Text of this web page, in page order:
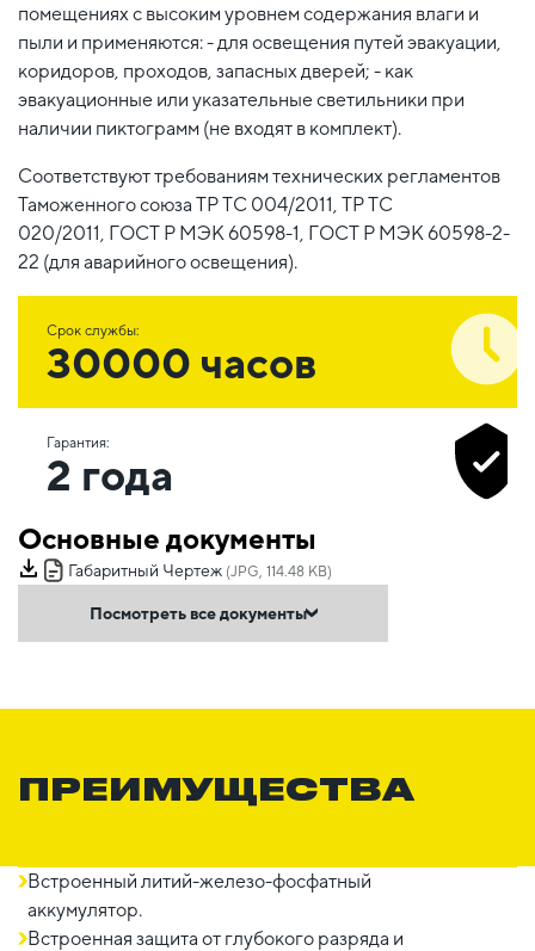
помещениях с высоким уровнем содержания влаги и
пыли и применяются: - для освещения путей эвакуации,
коридоров, проходов, запасных дверей; - как
эвакуационные или указательные светильники при
наличии пиктограмм (не входят в комплект).
Соответствуют требованиям технических регламентов
Таможенного союза ТР ТС 004/2011, ТР ТС
020/2011, ГОСТ Р МЭК 60598-1, ГОСТ Р МЭК 60598-2-
22 (для аварийного освещения).
Срок службы:
30000 часов
Гарантия:
2 года
Основные документы
Габаритный Чертеж (JPG, 114.48 KB)
Посмотреть все документы
ПРЕИМУЩЕСТВА
Встроенный литий-железо-фосфатный
аккумулятор.
Встроенная защита от глубокого разряда и